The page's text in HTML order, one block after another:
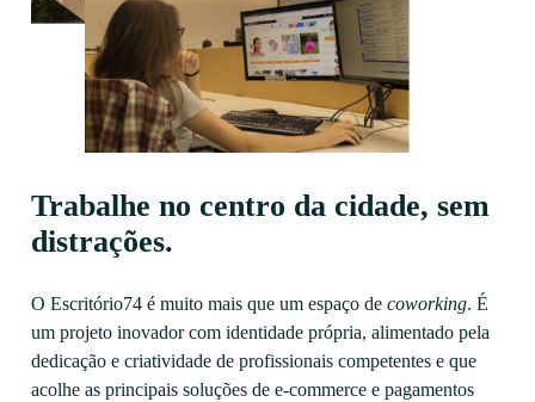
Trabalhe no centro da cidade, sem
distrações.
O Escritório74 é muito mais que um espaço decoworking. É
um projeto inovador com identidade própria, alimentado pela
dedicação e criatividade de profissionais competentes e que
acolhe as principais soluções de e-commerce e pagamentos